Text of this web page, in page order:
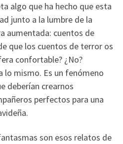
algo que ha hecho que esta
junto a la lumbre de la
aumentada: cuentos de
que los cuentos de terror os
confortable? ¿No?
lo mismo. Es un fenómeno
deberían crearnos
perfectos para una
son esos relatos de